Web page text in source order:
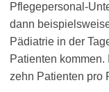
Pflegepersonal-
dann
Pädiatrie in der
Patienten
zehn Patienten pro